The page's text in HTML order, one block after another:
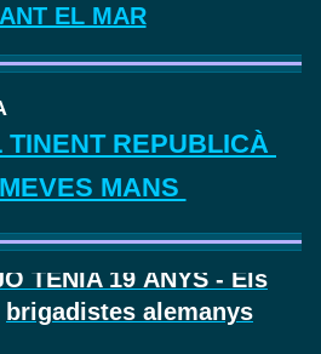
EL MAR
TINENT REPUBLICÀ
MANS
TENIA 19 ANYS - Els
brigadistes alemanys